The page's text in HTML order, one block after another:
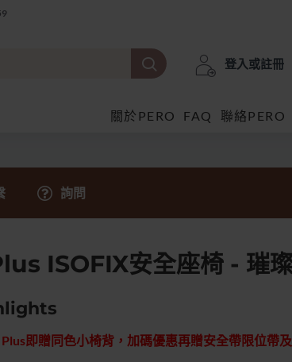
登入或註冊
關於PERO FAQ 聯絡PERO
詢問
ISOFIX安全座椅 - 璀
即贈同色小椅背， 加碼優惠再贈安全帶限位帶